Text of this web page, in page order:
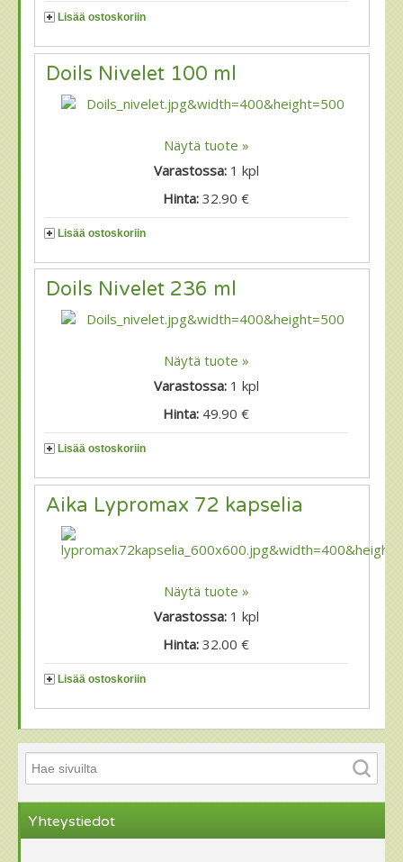
Lisää ostoskoriin
Doils Nivelet 100 ml
Näytä tuote »
Varastossa: 1 kpl
Hinta:32.90 €
Lisää ostoskoriin
Doils Nivelet 236 ml
Näytä tuote »
Varastossa: 1 kpl
Hinta: 49.90 €
Lisää ostoskoriin
Aika Lypromax 72 kapselia
Näytä tuote »
Varastossa: 1 kpl
Hinta:32.00 €
Lisää ostoskoriin
Yhteystiedot